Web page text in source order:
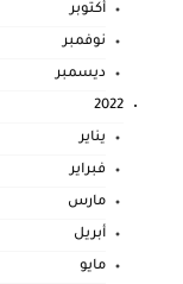
أكتوبر
نوفمبر
ديسمبر
2022
يناير
فبراير
مارس
أبريل
مايو